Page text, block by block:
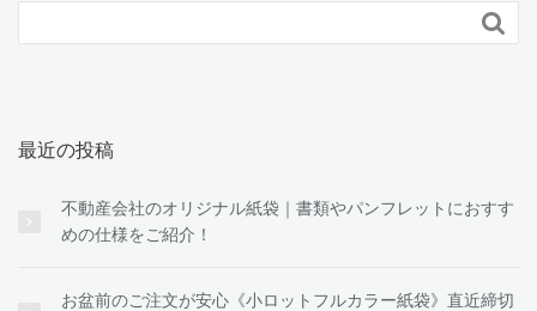

最近の投稿
不動産会社のオリジナル紙袋｜書類やパンフレットにおすす
めの仕様をご紹介！
お盆前のご注文が安心《小ロットフルカラー紙袋》直近締切